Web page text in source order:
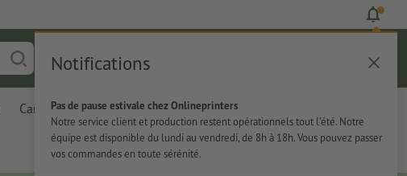
Notifications
Pas de pause estivale chez Onlineprinters
Notre service client et production restent opérationnels tout l’été. Notre
équipe est disponible du lundi au vendredi, de 8h à 18h. Vous pouvez passer
vos commandes en toute sérénité.
Panier
Carterie Papeterie Autocollants